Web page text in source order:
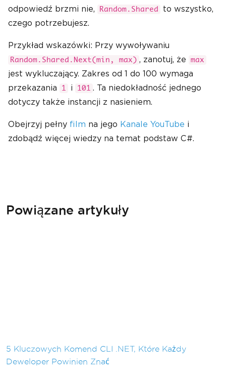
odpowiedź brzmi nie,
Random.Shared
to wszystko,
czego potrzebujesz.
Przykład wskazówki: Przy wywoływaniu
Random.Shared.Next(min, max) , zanotuj, że max
jest wykluczający. Zakres od 1 do 100 wymaga
przekazania
1 i 101 . Ta niedokładność jednego
dotyczy także instancji z nasieniem.
Obejrzyj pełny film na jego Kanale YouTube i
zdobądź więcej wiedzy na temat podstaw C#.
Powiązane artykuły
5 Kluczowych Komend CLI .NET, Które Każdy
Deweloper Powinien Znać